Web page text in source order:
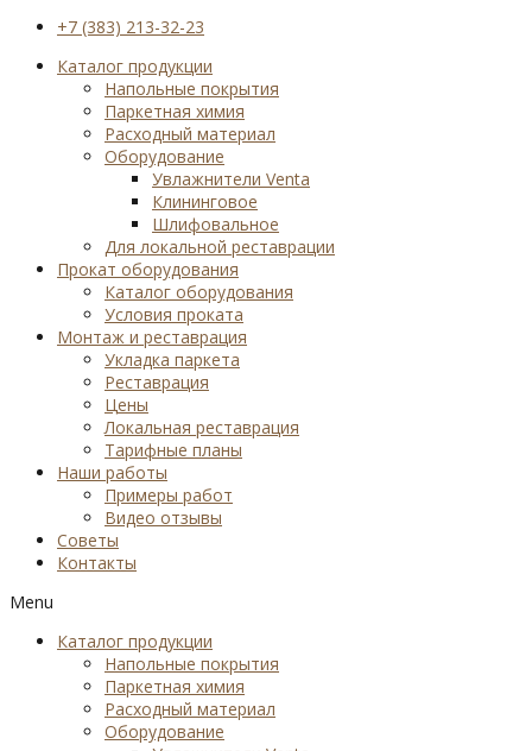
+7 (383) 213-32-23
Каталог продукции
Напольные покрытия
Паркетная химия
Расходный материал
Оборудование
Увлажнители Venta
Клининговое
Шлифовальное
Для локальной реставрации
Прокат оборудования
Каталог оборудования
Условия проката
Монтаж и реставрация
Укладка паркета
Реставрация
Цены
Локальная реставрация
Тарифные планы
Наши работы
Примеры работ
Видео отзывы
Советы
Контакты
Menu
Каталог продукции
Напольные покрытия
Паркетная химия
Расходный материал
Оборудование